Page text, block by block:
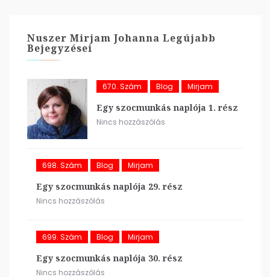
Nuszer Mirjam Johanna Legújabb
Bejegyzései
670. Szám Blog Mirjam
Egy szocmunkás naplója 1. rész
Nincs hozzászólás
698. Szám Blog Mirjam
Egy szocmunkás naplója 29. rész
Nincs hozzászólás
699. Szám Blog Mirjam
Egy szocmunkás naplója 30. rész
Nincs hozzászólás